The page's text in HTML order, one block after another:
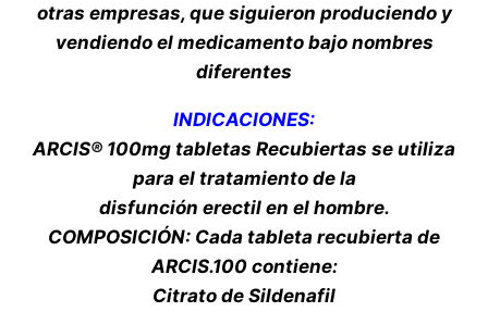
otras empresas, que siguieron produciendo y
vendiendo el medicamento bajo nombres
diferentes
INDICACIONES:
ARCIS® 100mg tabletas Recubiertas se utiliza
para el tratamiento de la
disfunción erectil en el hombre.
COMPOSICIÓN: Cada tableta recubierta de
ARCIS.100 contiene:
Citrato de Sildenafil